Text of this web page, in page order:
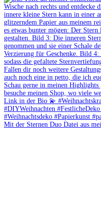
Mit der Sternen Duo Datei aus